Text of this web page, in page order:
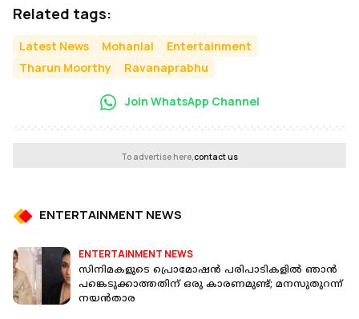
Related tags:
Latest News Mohanlal
Entertainment
Tharun Moorthy
Ravanaprabhu
Join WhatsApp Channel
To advertise here,contact us
ENTERTAINMENT NEWS
ENTERTAINMENT NEWS
സിനിമകളുടെ പ്രൊമോഷൻ പരിപാടികളിൽ ഞാൻ
പങ്കെടുക്കാത്തതിന് ഒരു കാരണമുണ്ട്; മനസുതുറന്ന്
നയൻ‌താര